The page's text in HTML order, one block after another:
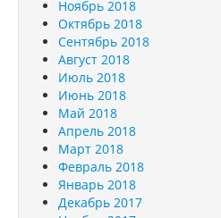
Ноябрь 2018
Октябрь 2018
Сентябрь 2018
Август 2018
Июль 2018
Июнь 2018
Май 2018
Апрель 2018
Март 2018
Февраль 2018
Январь 2018
Декабрь 2017